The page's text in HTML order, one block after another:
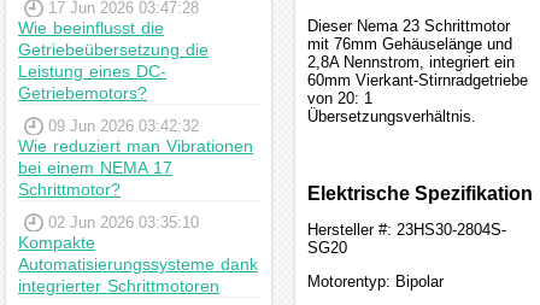
17 Jun 2026 03:47:28
Wie beeinflusst die
Getriebeübersetzung die
Leistung eines DC-
Getriebemotors?
09 Jun 2026 03:42:32
Wie reduziert man Vibrationen
bei einem NEMA 17
Schrittmotor?
02 Jun 2026 03:35:10
Kompakte
Automatisierungssysteme dank
integrierter Schrittmotoren
Dieser Nema 23 Schrittmotor
mit 76mm Gehäuselänge und
2,8A Nennstrom, integriert ein
60mm Vierkant-Stirnradgetriebe
von 20: 1
Übersetzungsverhältnis.
Elektrische Spezifikation
Hersteller #: 23HS30-2804S-
SG20
Motorentyp: Bipolar